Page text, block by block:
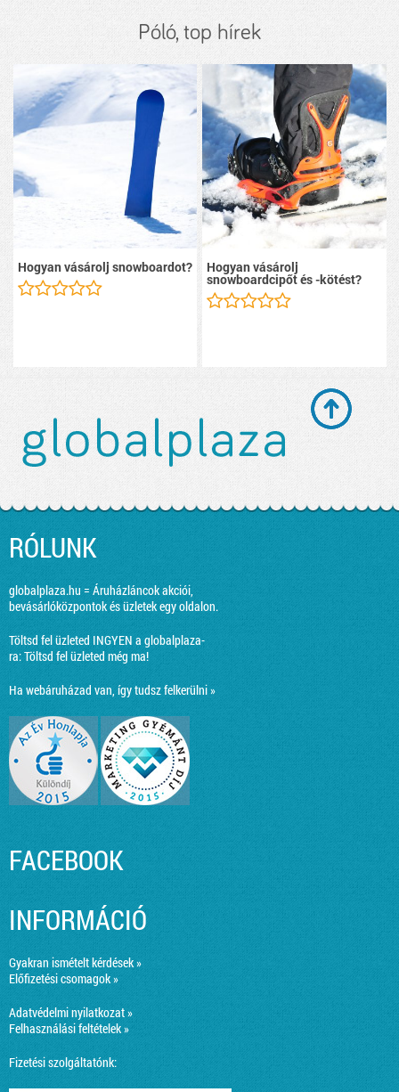
Póló, top hírek
Hogyan vásárolj snowboardot? Hogyan vásárolj
snowboardcipőt és -kötést?
RÓLUNK
globalplaza.hu = Áruházláncok akciói,
bevásárlóközpontok és üzletek egy oldalon.
Töltsd fel üzleted INGYEN a globalplaza-
ra:Töltsd fel üzleted még ma!
Ha webáruházad van, így tudsz felkerülni »
FACEBOOK
INFORMÁCIÓ
Gyakran ismételt kérdések »
Előfizetési csomagok »
Adatvédelmi nyilatkozat »
Felhasználási feltételek »
Fizetési szolgáltatónk: